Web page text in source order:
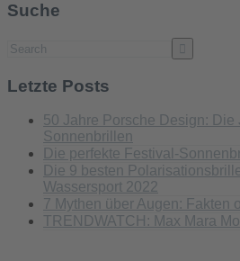
Suche
Letzte Posts
50 Jahre Porsche Design: Die
Sonnenbrillen
Die perfekte Festival-
Die 9 besten
Wassersport 2022
7 Mythen über Augen: Fakten
TRENDWATCH: Max Mara